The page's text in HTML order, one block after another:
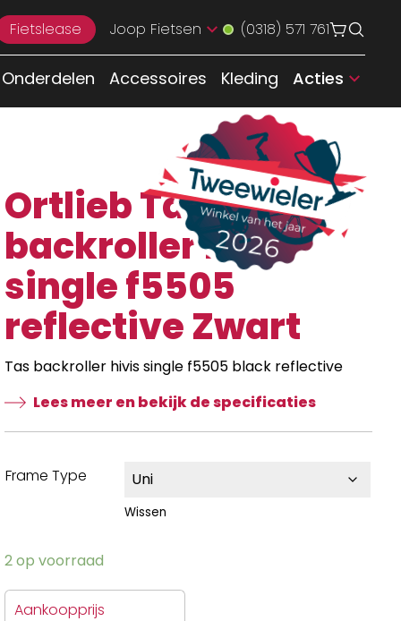
Fietslease Joop Fietsen (0318) 571 761
Onderdelen Accessoires Kleding Acties
Ortlieb Tas
backroller hivis
single f5505
reflective Zwart
Tas backroller hivis single f5505 black reflective
Lees meer en bekijk de specificaties
Frame Type
Wissen
2 op voorraad
Aankoopprijs